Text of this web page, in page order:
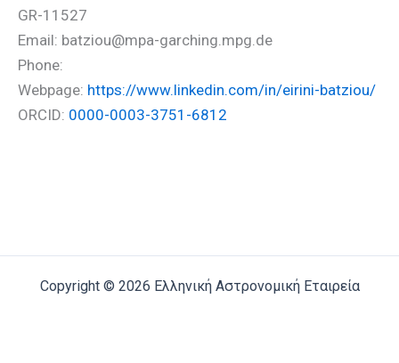
GR-11527
Email: batziou@mpa-garching.mpg.de
Phone:
Webpage: https://www.linkedin.com/in/eirini-batziou/
ORCID: 0000-0003-3751-6812
Copyright © 2026 Ελληνική Αστρονομική Εταιρεία